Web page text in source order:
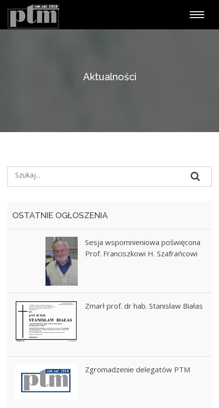
Aktualności
OSTATNIE OGŁOSZENIA
Sesja wspomnieniowa poświęcona
Prof. Franciszkowi H. Szafrańcowi
Zmarł prof. dr hab. Stanisław Białas
Zgromadzenie delegatów PTM